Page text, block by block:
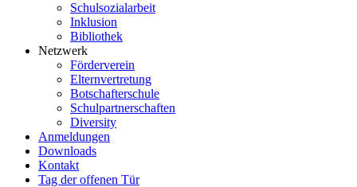
Schulsozialarbeit
Inklusion
Bibliothek
Netzwerk
Förderverein
Elternvertretung
Botschafterschule
Schulpartnerschaften
Diversity
Anmeldungen
Downloads
Kontakt
Tag der offenen Tür